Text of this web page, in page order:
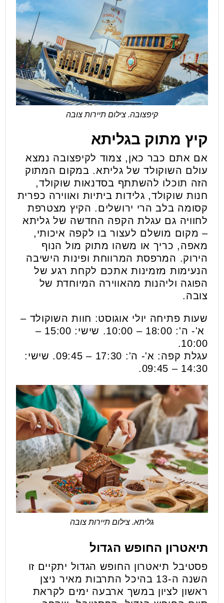
קיפצובה. צילום תיירות צובה
קיץ מתוק בגליתא
אם אתם כבר כאן, צמוד לקיפצובה נמצא
עולם השוקולד של גליתא. במקום המתוק
הזה תוכלו להשתתף בסדנאות שוקולד,
חנות שוקולד, גלידות ביתיות ואווירה כפרית
קסומה בלב הרי ירושלים. הקיץ מצטרפת
לחוויה גם עגלת הקפה החדשה של גליתא
– מקום מושלם לעצור בו לקפה איכותי,
מאפה, כריך או משהו מתוק מול הנוף
הירוק. המרפסת המרווחת ופינות הישיבה
הנעימות מזמינות אתכם לקחת רגע של
הפוגה וליהנות מהאווירה המיוחדת של
צובה.
שעות פתיחה יולי אוגוסט: חוות השוקולד –
א'- ה': 18:00 – 10:00. שישי: 15:00 –
10:00.
עגלת קפה: א'- ה': 17:30 – 09:45. שישי:
14:30 – 09:45.
גליתא. צילום תיירות צובה
תיאטרון החופש הגדול
פסטיבל תיאטרון החופש הגדול יתקיים זו
השנה ה-13 בהיכל התרבות מאיר ניצן
ראשון לציון במשך ארבעה ימים לקראת